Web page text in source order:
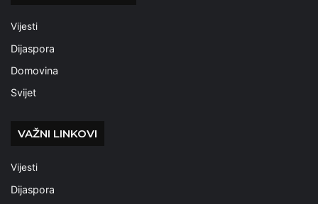
Vijesti
Dijaspora
Domovina
Svijet
VAŽNI LINKOVI
Vijesti
Dijaspora